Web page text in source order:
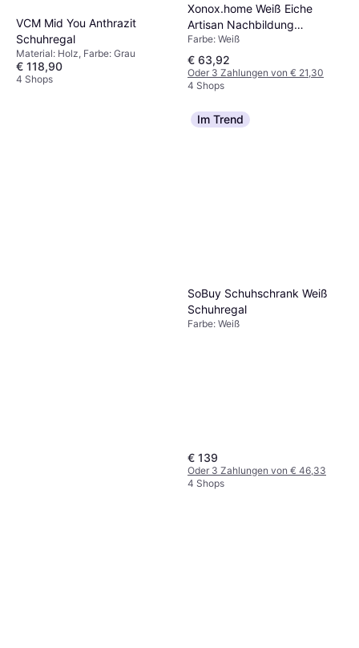
VCM Mid You Anthrazit
Schuhregal
Material: Holz, Farbe: Grau
€ 118,90
4 Shops
Xonox.home Weiß Eiche
Artisan Nachbildung
Schuhregal
Farbe: Weiß
€ 63,92
Oder 3 Zahlungen von € 21,30
4 Shops
Im Trend
SoBuy Schuhschrank Weiß
Schuhregal
Farbe: Weiß
€ 139
Oder 3 Zahlungen von € 46,33
4 Shops